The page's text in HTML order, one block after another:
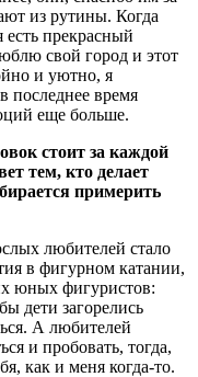
из рутины. Когда
есть прекрасный
свой город и этот
и уютно, я
последнее время
еще больше.
стоит за каждой
тем, кто делает
примерить
любителей стало
в фигурном катании,
юных фигуристов:
дети загорелись
А любителей
и пробовать, тогда,
как и меня когда-то.